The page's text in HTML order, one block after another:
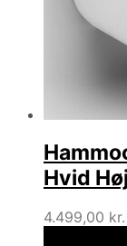
Hvid
4.499,00 kr.